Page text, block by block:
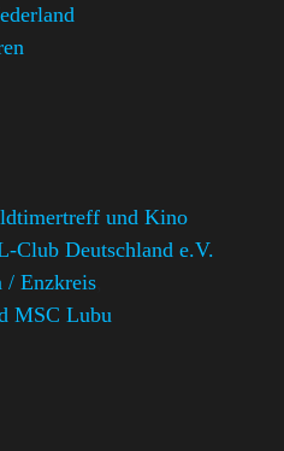
und Kino
Club Deutschland e.V.
/ Enzkreis
MSC Lubu